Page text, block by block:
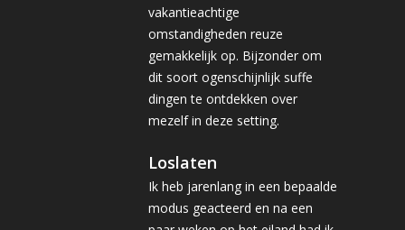
vakantieachtige
omstandigheden reuze
gemakkelijk op. Bijzonder om
dit soort ogenschijnlijk suffe
dingen te ontdekken over
mezelf in deze setting.
Loslaten
Ik heb jarenlang in een bepaalde
modus geacteerd en na een